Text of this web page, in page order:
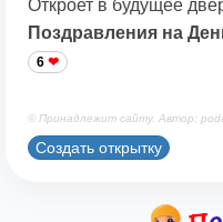
Откроет в будущее
Поздравления на
6
© Принадлежит сайту. Автор:
Создать открытку